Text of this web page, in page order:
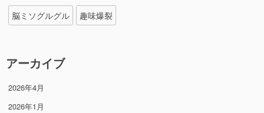
脳ミソグルグル 趣味爆裂
アーカイブ
2026年4月
2026年1月